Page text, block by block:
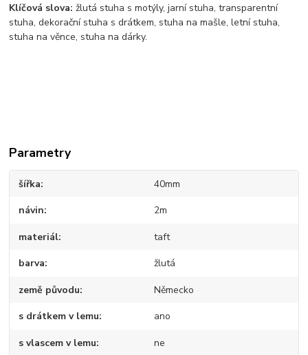
Klíčová slova: žlutá stuha s motýly, jarní stuha, transparentní
stuha, dekorační stuha s drátkem, stuha na mašle, letní stuha,
stuha na věnce, stuha na dárky.
Parametry
šířka 40mm
návin 2m
materiál taft
barva žlutá
země původu Německo
s drátkem v lemu ano
s vlascem v lemu ne